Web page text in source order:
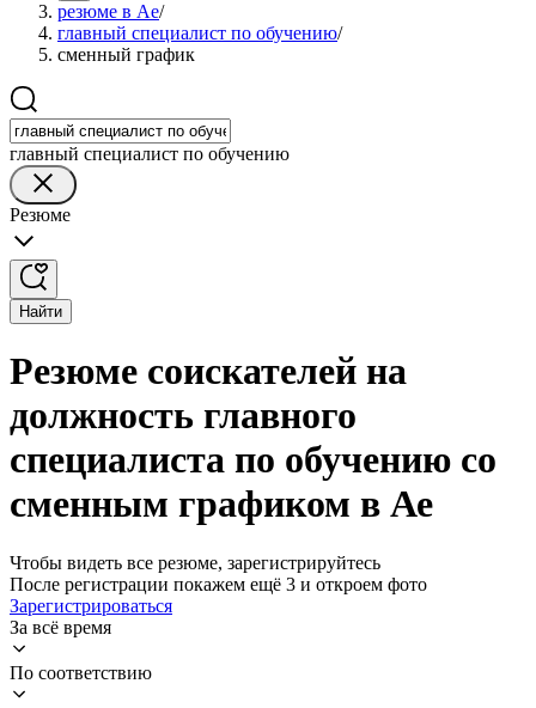
резюме в Ае/
главный специалист по обучению/
сменный график
главный специалист по обучению
Резюме
Найти
Резюме соискателей на
должность главного
специалиста по обучению со
сменным графиком в Ае
Чтобы видеть все резюме, зарегистрируйтесь
После регистрации покажем ещё 3 и откроем фото
Зарегистрироваться
За всё время
По соответствию